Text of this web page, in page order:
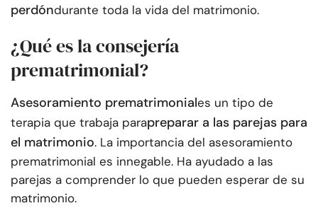
perdóndurante toda la vida del matrimonio.
¿Qué es la consejería
prematrimonial?
Asesoramiento prematrimoniales un tipo de
terapia que trabaja parapreparar a las parejas para
el matrimonio. La importancia del asesoramiento
prematrimonial es innegable. Ha ayudado a las
parejas a comprender lo que pueden esperar de su
matrimonio.